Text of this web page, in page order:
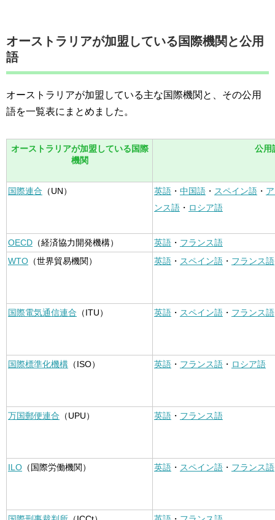
オーストラリアが加盟している国際機関と公用
語
オーストラリアが加盟している主な国際機関と、その公用
語を一覧表にまとめました。
オーストラリアが加盟している国際
機関
公用
国際連合 （UN） 英語 ・ 中国語 ・ スペイン語 ・
ンス語 ・ ロシア語
OECD （経済協力開発機構） 英語 ・ フランス語
WTO （世界貿易機関） 英語 ・ スペイン語 ・ フランス語
国際電気通信連合 （ITU） 英語 ・ スペイン語 ・ フランス語
国際標準化機構 （ISO） 英語 ・ フランス語 ・ ロシア語
万国郵便連合 （UPU） 英語 ・ フランス語
ILO （国際労働機関） 英語 ・ スペイン語 ・ フランス語